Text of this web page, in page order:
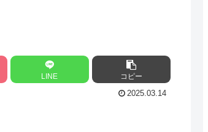
LINE コピー
2025.03.14